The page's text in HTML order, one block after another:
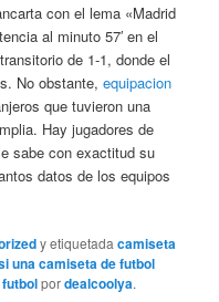
con el lema «Madrid
al minuto 57′ en el
de 1-1, donde el
No obstante,equipacion
que tuvieron una
Hay jugadores de
sabe con exactitud su
datos de los equipos
y etiquetadacamiseta
una camiseta de futbol
pordealcoolya.